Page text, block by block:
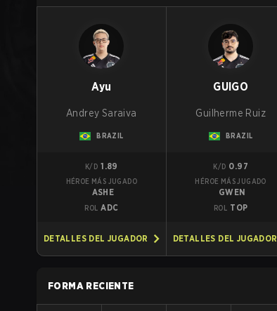
Ayu
Andrey Saraiva
BRAZIL
K/D 1.89
HÉROE MÁS JUGADO
ASHE
ROL ADC
DETALLES DEL JUGADOR
GUIGO
Guilherme Ruiz
BRAZIL
K/D 0.97
HÉROE MÁS JUGADO
GWEN
ROL TOP
DETALLES DEL JUGADOR
FORMA RECIENTE